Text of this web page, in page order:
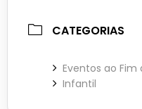
CATEGORIAS
Eventos ao Fim
Infantil